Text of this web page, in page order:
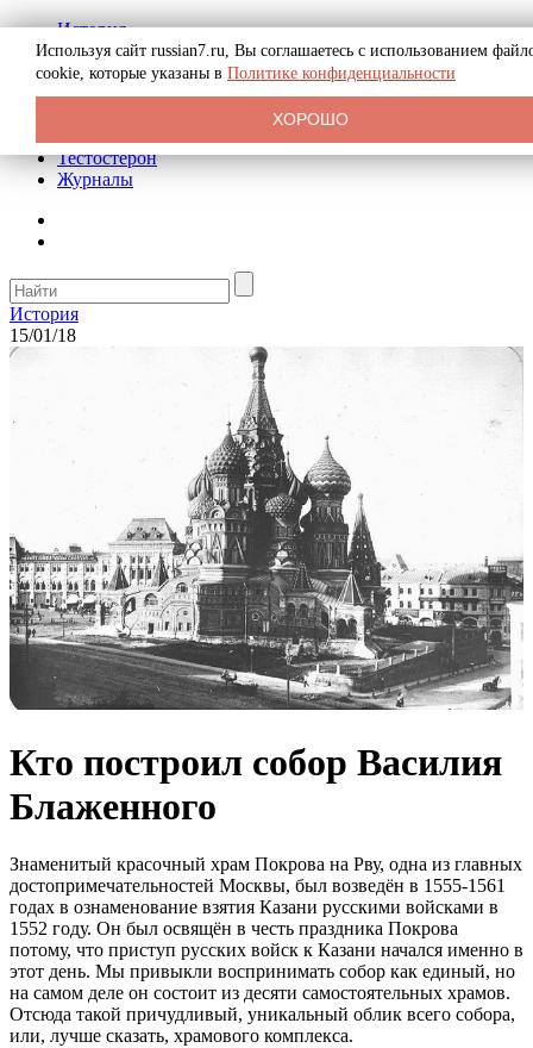
История
Биография
Криминал
Реклама на сайте
Тестостерон
Журналы
История
15/01/18
Кто построил собор Василия
Блаженного
Знаменитый красочный храм Покрова на Рву, одна из главных
достопримечательностей Москвы, был возведён в 1555-1561
годах в ознаменование взятия Казани русскими войсками в
1552 году. Он был освящён в честь праздника Покрова
потому, что приступ русских войск к Казани начался именно в
этот день. Мы привыкли воспринимать собор как единый, но
на самом деле он состоит из десяти самостоятельных храмов.
Отсюда такой причудливый, уникальный облик всего собора,
или, лучше сказать, храмового комплекса.
Используя сайт russian7.ru, Вы соглашаетесь с использованием
cookie, которые указаны в Политике конфиденциальности
ХОРОШО